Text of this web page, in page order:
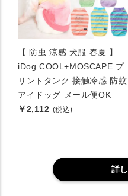
【 防虫 涼感 犬服 春夏 】
iDog COOL+MOSCAPE プ
リントタンク 接触冷感 防蚊
アイドッグ メール便OK
￥2,112 (税込)
詳